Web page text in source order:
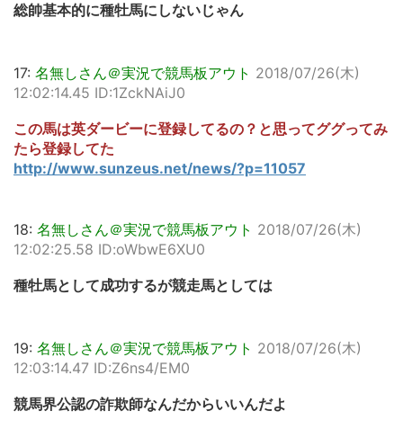
総帥基本的に種牡馬にしないじゃん
17: 名無しさん＠実況で競馬板アウト 2018/07/26(木)
12:02:14.45 ID:1ZckNAiJ0
この馬は英ダービーに登録してるの？と思ってググってみ
たら登録してた
http://www.sunzeus.net/news/?p=11057
18: 名無しさん＠実況で競馬板アウト 2018/07/26(木)
12:02:25.58 ID:oWbwE6XU0
種牡馬として成功するが競走馬としては
19: 名無しさん＠実況で競馬板アウト 2018/07/26(木)
12:03:14.47 ID:Z6ns4/EM0
競馬界公認の詐欺師なんだからいいんだよ